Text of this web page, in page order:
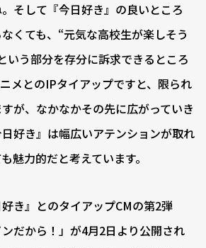
そして『今日好き』の良いところ
くても、“元気な高校生が楽しそう
いう部分を存分に訴求できるところ
メとのIPタイアップですと、限られ
が、なかなかその先に広がっていき
好き』は幅広いアテンションが取れ
魅力的だと考えています。
き』とのタイアップCMの第2弾
ンだから！」が4月2日より公開され